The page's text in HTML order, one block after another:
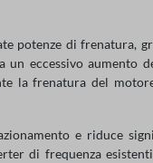
potenze di frenatura,
eccessivo aumento
la frenatura del
e riduce
di frequenza